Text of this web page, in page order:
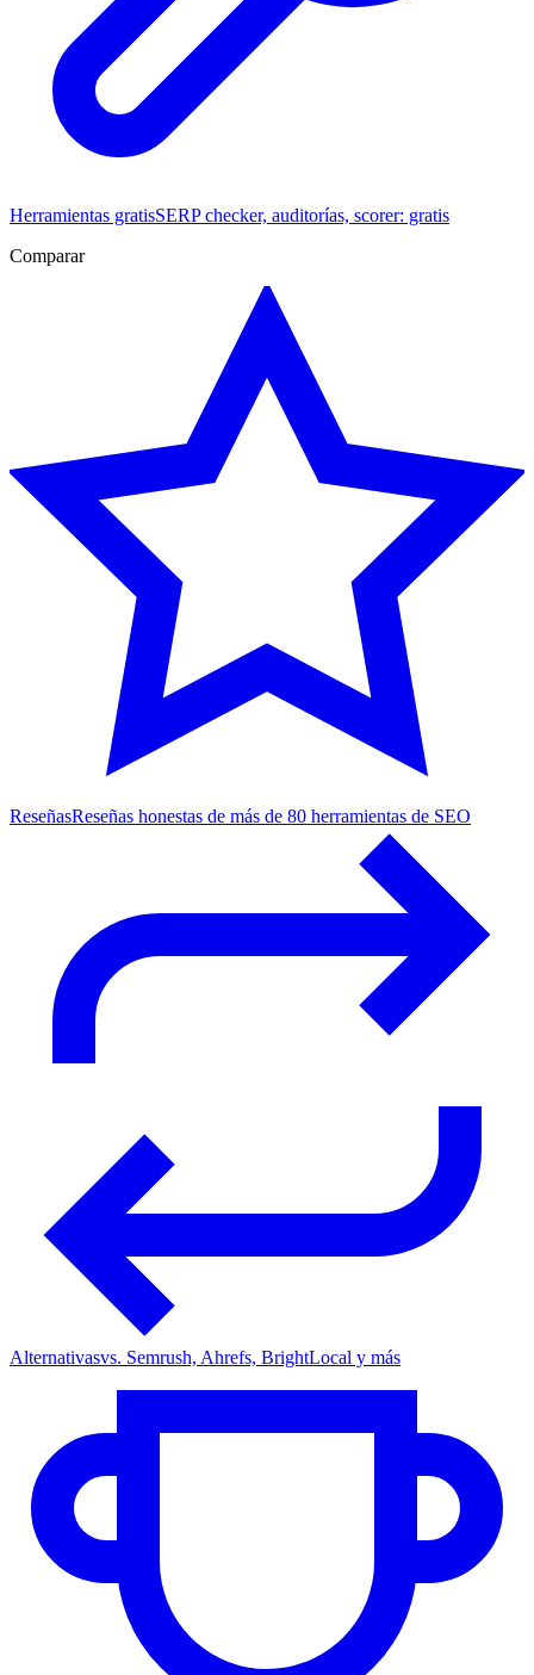
Herramientas gratisSERP checker, auditorías, scorer: gratis
Comparar
ReseñasReseñas honestas de más de 80 herramientas de SEO
Alternativasvs. Semrush, Ahrefs, BrightLocal y más